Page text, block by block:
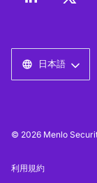
日本語
© 2026 Menlo
利用規約